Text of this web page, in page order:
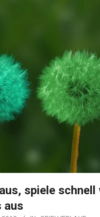
spiele schnell
aus